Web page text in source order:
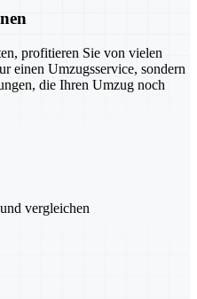
profitieren Sie von vielen
einen Umzugsservice, sondern
die Ihren Umzug noch
vergleichen